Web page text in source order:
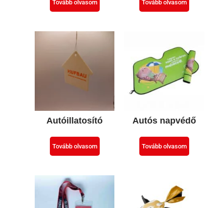
Tovább olvasom Tovább olvasom
Autóillatosító
Tovább olvasom
Autós napvédő
Tovább olvasom